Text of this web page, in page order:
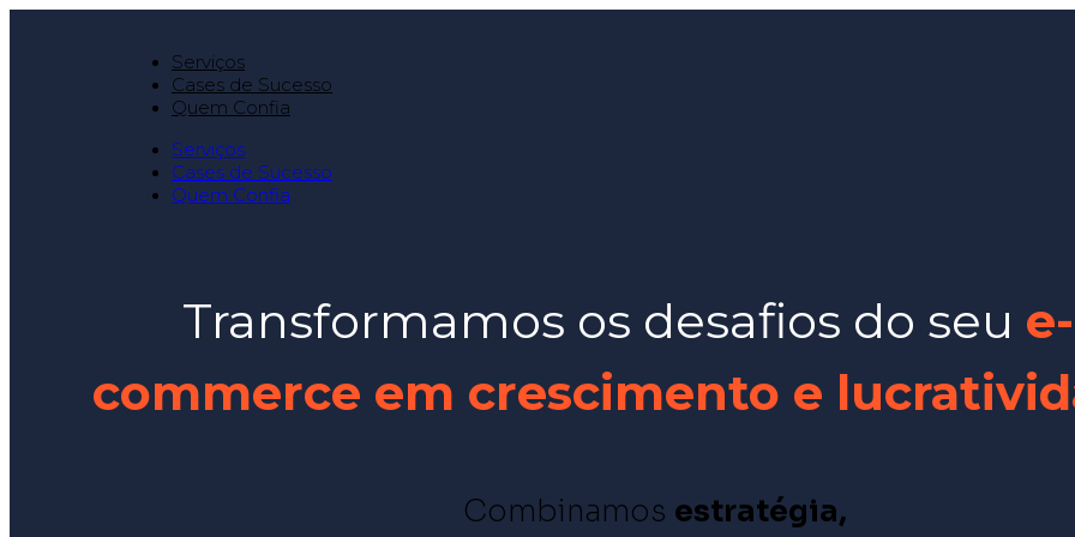
Serviços
Cases de Sucesso
Quem Confia
Serviços
Cases de Sucesso
Quem Confia
Transformamos os desafios do seu e-
commerce em crescimento e
Combinamos estratégia,